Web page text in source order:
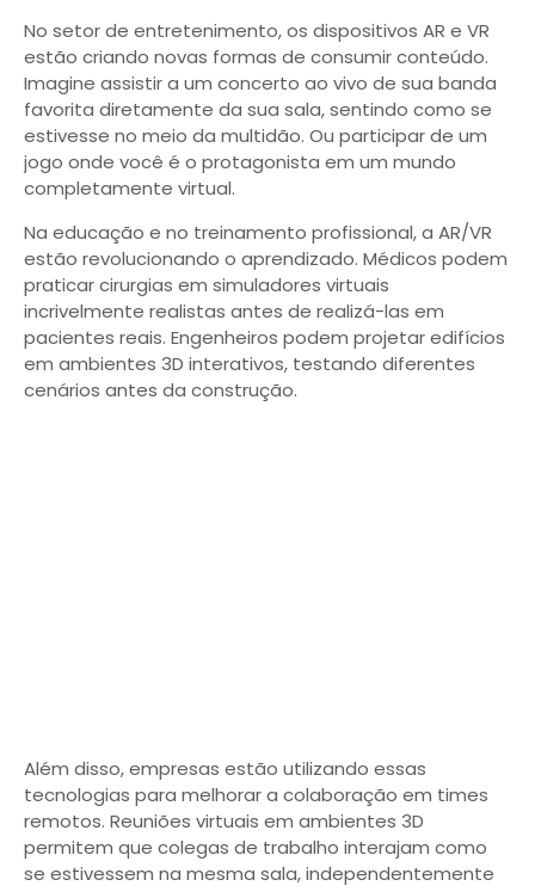
No setor de entretenimento, os dispositivos AR e VR
estão criando novas formas de consumir conteúdo.
Imagine assistir a um concerto ao vivo de sua banda
favorita diretamente da sua sala, sentindo como se
estivesse no meio da multidão. Ou participar de um
jogo onde você é o protagonista em um mundo
completamente virtual.
Na educação e no treinamento profissional, a AR/VR
estão revolucionando o aprendizado. Médicos podem
praticar cirurgias em simuladores virtuais
incrivelmente realistas antes de realizá-las em
pacientes reais. Engenheiros podem projetar edifícios
em ambientes 3D interativos, testando diferentes
cenários antes da construção.
Além disso, empresas estão utilizando essas
tecnologias para melhorar a colaboração em times
remotos. Reuniões virtuais em ambientes 3D
permitem que colegas de trabalho interajam como
se estivessem na mesma sala, independentemente